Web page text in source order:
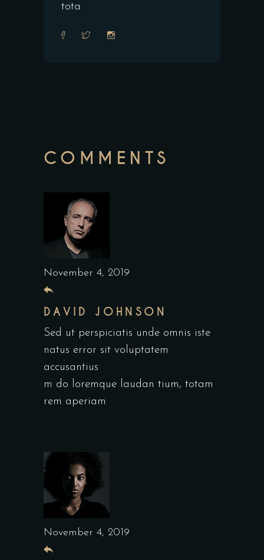
tota
COMMENTS
November 4, 2019
DAVID JOHNSON
Sed ut perspiciatis unde omnis iste
natus error sit voluptatem
accusantius
m do loremque laudan tium, totam
rem aperiam
November 4, 2019